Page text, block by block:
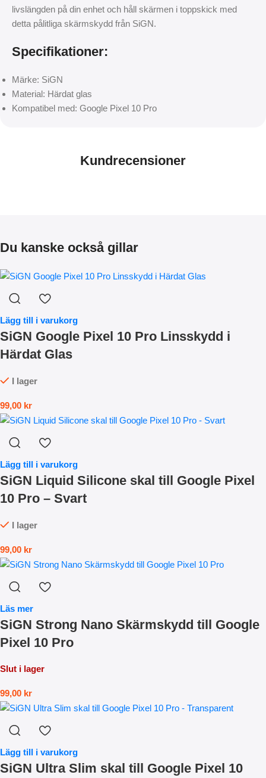
livslängden på din enhet och håll skärmen i toppskick med
detta pålitliga skärmskydd från SiGN.
Specifikationer:
Märke: SiGN
Material: Härdat glas
Kompatibel med: Google Pixel 10 Pro
Kundrecensioner
Du kanske också gillar
Lägg till i varukorg
SiGN Google Pixel 10 Pro Linsskydd i
Härdat Glas
I lager
99,00 kr
Lägg till i varukorg
SiGN Liquid Silicone skal till Google Pixel
10 Pro – Svart
I lager
99,00 kr
Läs mer
SiGN Strong Nano Skärmskydd till Google
Pixel 10 Pro
Slut i lager
99,00 kr
Lägg till i varukorg
SiGN Ultra Slim skal till Google Pixel 10